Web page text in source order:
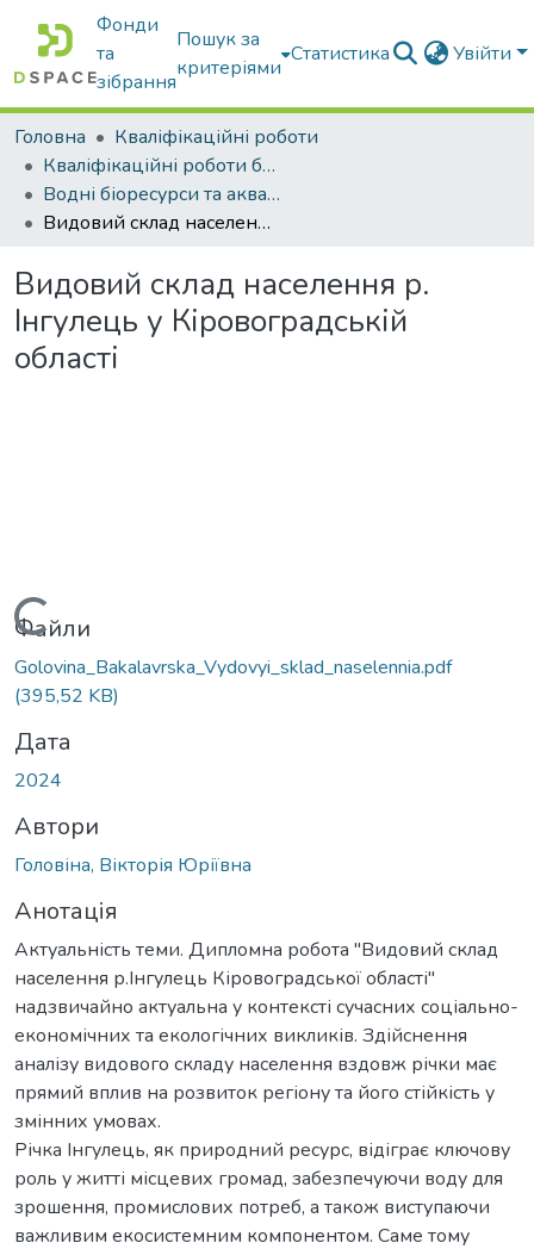
Фонди
та
зібрання
Пошук за
критеріями
Статистика Увійти
Головна
Кваліфікаційні роботи
Кваліфікаційні роботи бакалаврів
Водні біоресурси та аквакультура
Видовий склад населення р. Інгулець у Кіровоградській області
Видовий склад населення р.
Інгулець у Кіровоградській
області
Файли
Golovina_Bakalavrska_Vydovyi_sklad_naselennia.pdf
(395,52 KB)
Дата
2024
Автори
Головіна, Вікторія Юріївна
Анотація
Актуальність теми. Дипломна робота "Видовий склад
населення р.Інгулець Кіровоградської області"
надзвичайно актуальна у контексті сучасних соціально-
економічних та екологічних викликів. Здійснення
аналізу видового складу населення вздовж річки має
прямий вплив на розвиток регіону та його стійкість у
змінних умовах.
Річка Інгулець, як природний ресурс, відіграє ключову
роль у житті місцевих громад, забезпечуючи воду для
зрошення, промислових потреб, а також виступаючи
важливим екосистемним компонентом. Саме тому